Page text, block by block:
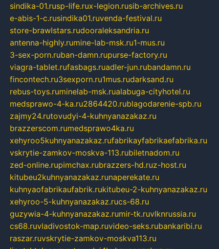
sindika-01.rusp-life.rux-legion.rusib-archives.ru
e-abis-1-c.rusindika01.ruvenda-festival.ru
store-brawlstars.rudooraleksandria.ru
antenna-highly.rumine-lab-msk.ru1-mus.ru
3-sex-porn.ruban-damn.rupurse-factory.ru
viagra-tablet.rufasbags.ruadler-jun.rubandamn.ru
fincontech.ru3sexporn.ru1mus.rudarksand.ru
rebus-toys.ruminelab-msk.rualabuga-cityhotel.ru
medsprawo-4-ka.ru2864420.rublagodarenie-spb.ru
zajmy24.rutovudyi-4-kuhnyanazakaz.ru
brazzerscom.rumedsprawo4ka.ru
xehyroo5kuhnyanazakaz.rufabrikayfabrikaefabrika.ru
vskrytie-zamkov-moskva-113.rubiletnadom.ru
zed-online.rupimchax.rubrazzers-hd.ruz-host.ru
kitubeu2kuhnyanazakaz.runaperekate.ru
kuhnyaofabrikaufabrik.rukitubeu-2-kuhnyanazakaz.ru
xehyroo-5-kuhnyanazakaz.rucs-68.ru
guzywia-4-kuhnyanazakaz.rumir-tk.ruvlknrussia.ru
cs68.ruvladivostok-map.ruvideo-seks.rubankaribi.ru
raszar.ruvskrytie-zamkov-moskva113.ru